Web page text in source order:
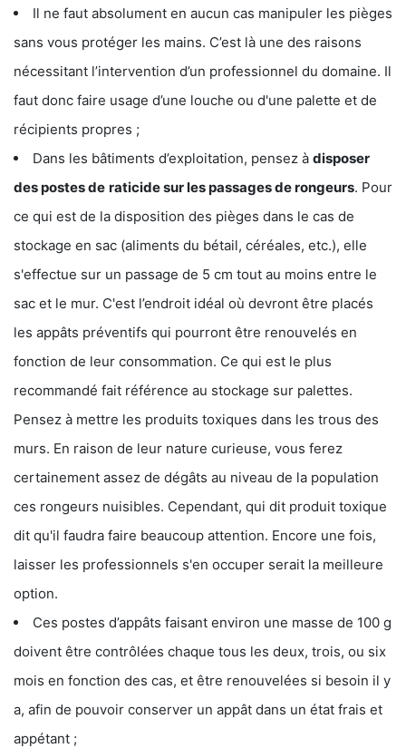
Il ne faut absolument en aucun cas manipuler les pièges
sans vous protéger les mains. C’est là une des raisons
nécessitant l’intervention d’un professionnel du domaine. Il
faut donc faire usage d’une louche ou d'une palette et de
récipients propres ;
Dans les bâtiments d’exploitation, pensez à disposer
des postes de raticide sur les passages de rongeurs. Pour
ce qui est de la disposition des pièges dans le cas de
stockage en sac (aliments du bétail, céréales, etc.), elle
s'effectue sur un passage de 5 cm tout au moins entre le
sac et le mur. C'est l’endroit idéal où devront être placés
les appâts préventifs qui pourront être renouvelés en
fonction de leur consommation. Ce qui est le plus
recommandé fait référence au stockage sur palettes.
Pensez à mettre les produits toxiques dans les trous des
murs. En raison de leur nature curieuse, vous ferez
certainement assez de dégâts au niveau de la population
ces rongeurs nuisibles. Cependant, qui dit produit toxique
dit qu'il faudra faire beaucoup attention. Encore une fois,
laisser les professionnels s'en occuper serait la meilleure
option.
Ces postes d’appâts faisant environ une masse de 100 g
doivent être contrôlées chaque tous les deux, trois, ou six
mois en fonction des cas, et être renouvelées si besoin il y
a, afin de pouvoir conserver un appât dans un état frais et
appétant ;